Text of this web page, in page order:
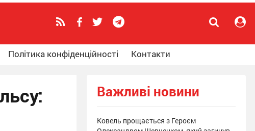
Політика конфіденційності Контакти
Важливі новини
Ковель прощається з Героєм